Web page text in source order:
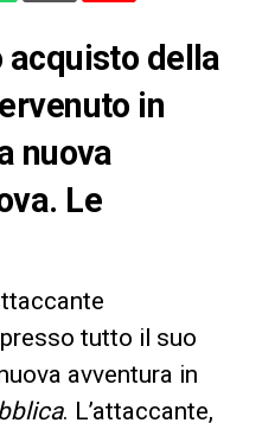
acquisto della
in
nuova
Le
tutto il suo
avventura in
. L’attaccante,